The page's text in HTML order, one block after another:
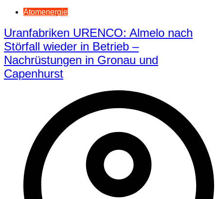
Atomenergie
Uranfabriken URENCO: Almelo nach
Störfall wieder in Betrieb –
Nachrüstungen in Gronau und
Capenhurst